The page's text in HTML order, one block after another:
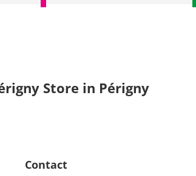
Store in Périgny
Contact